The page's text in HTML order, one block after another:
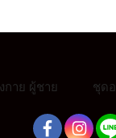
กาย ผู้ชาย ชุด